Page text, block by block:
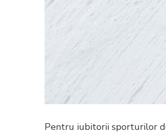
Pentru iubitorii sporturilor